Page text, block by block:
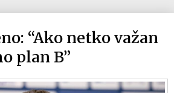
“Ako netko važan
plan B”